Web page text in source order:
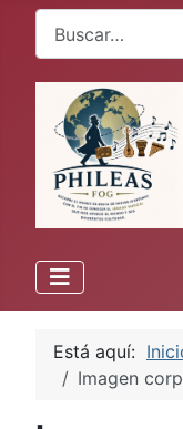
Está aquí:
Imagen